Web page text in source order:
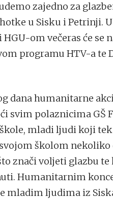
zajedno za
u Sisku i Petrinji. U
om večeras će se
programu HTV-a te
dana humanitarne
svim polaznicima GŠ
mladi ljudi koji
školom nekoliko
znači voljeti glazbu te
Humanitarnim
mladim ljudima iz